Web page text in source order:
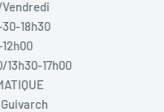
jusqu'à la dernière
en duel qu’en groupe,
pour renouveler vos
mode
18h30
13h30-17h00